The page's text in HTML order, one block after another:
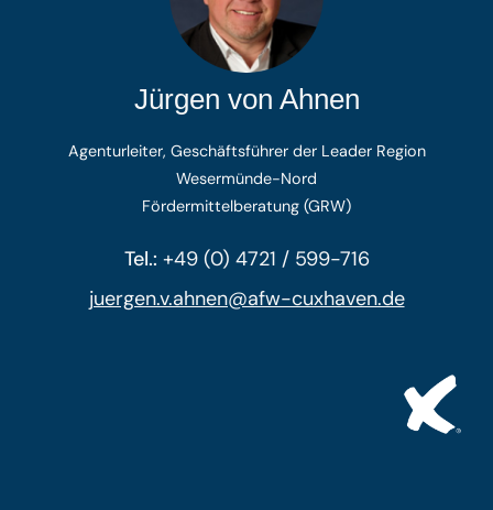
Jürgen von Ahnen
Agenturleiter, Geschäftsführer der Leader Region
Wesermünde-Nord
Fördermittelberatung (GRW)
Tel.: +49 (0) 4721 / 599-716
juergen.v.ahnen@afw-cuxhaven.de